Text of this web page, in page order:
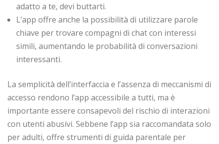
adatto a te, devi buttarti.
L’app offre anche la possibilità di utilizzare parole
chiave per trovare compagni di chat con interessi
simili, aumentando le probabilità di conversazioni
interessanti.
La semplicità dell’interfaccia e l’assenza di meccanismi di
accesso rendono l’app accessibile a tutti, ma è
importante essere consapevoli del rischio di interazioni
con utenti abusivi. Sebbene l’app sia raccomandata solo
per adulti, offre strumenti di guida parentale per